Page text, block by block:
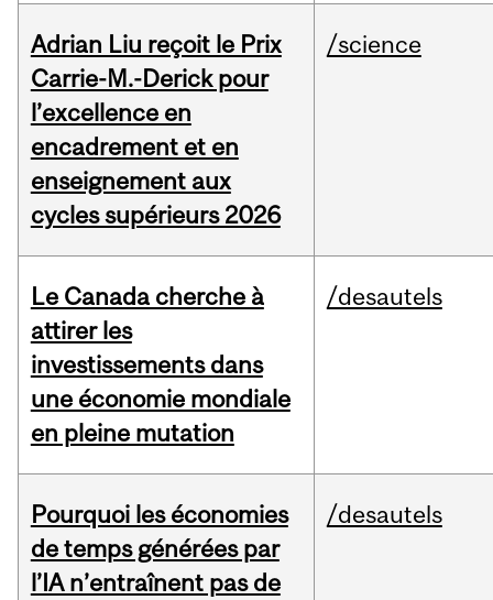
Adrian Liu reçoit le Prix
Carrie-M.-Derick pour
l’excellence en
encadrement et en
enseignement aux
cycles supérieurs 2026
/science
Le Canada cherche à
attirer les
investissements dans
une économie mondiale
en pleine mutation
/desautels
Pourquoi les économies
de temps générées par
l’IA n’entraînent pas de
/desautels